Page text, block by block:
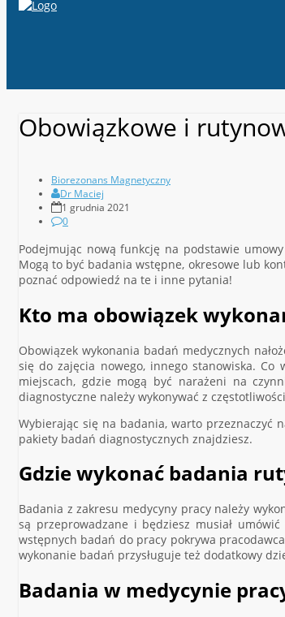
Obowiązkowe i
Biorezonans Magnetyczny
Dr Maciej
1 grudnia 2021
0
Podejmując nową funkcję na podstawie
Mogą to być badania wstępne, okresowe lub
poznać odpowiedź na te i inne pytania!
Kto ma obowiązek
Obowiązek wykonania badań medycznych
się do zajęcia nowego, innego stanowiska.
miejscach, gdzie mogą być narażeni na
diagnostyczne należy wykonywać z
Wybierając się na badania, warto przeznaczyć
pakiety badań diagnostycznych znajdziesz.
Gdzie wykonać badania
Badania z zakresu medycyny pracy należy
są przeprowadzane i będziesz musiał
wstępnych badań do pracy pokrywa
wykonanie badań przysługuje też dodatkowy
Badania w medycynie